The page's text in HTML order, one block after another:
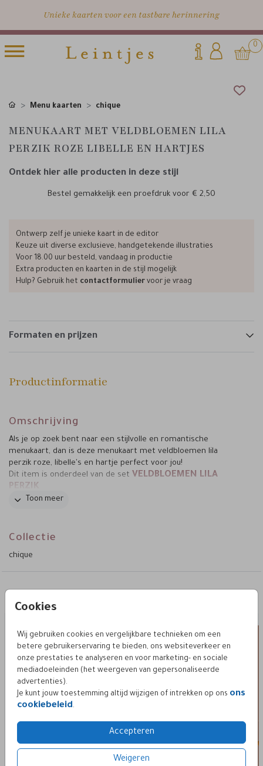
Unieke kaarten voor een tastbare herinnering
0
Cookies
Wij gebruiken cookies en vergelijkbare technieken om een
betere gebruikerservaring te bieden, ons websiteverkeer en
onze prestaties te analyseren en voor marketing- en sociale
mediadoeleinden (het weergeven van gepersonaliseerde
advertenties).
Je kunt jouw toestemming altijd wijzigen of intrekken op ons ons
cookiebeleid.
Accepteren
Weigeren
Menu kaarten chique
MENUKAART MET VELDBLOEMEN LILA
PERZIK ROZE LIBELLE EN HARTJES
Ontdek hier alle producten in deze stijl
Bestel gemakkelijk een proefdruk voor € 2,50
Ontwerp zelf je unieke kaart in de editor
Keuze uit diverse exclusieve, handgetekende illustraties
Voor 18.00 uur besteld, vandaag in productie
Extra producten en kaarten in de stijl mogelijk
Hulp? Gebruik het contactformulier voor je vraag
Formaten en prijzen
Productinformatie
Omschrijving
Als je op zoek bent naar een stijlvolle en romantische
menukaart, dan is deze menukaart met veldbloemen lila
perzik roze, libelle's en hartje perfect voor jou!
Dit item is onderdeel van de set VELDBLOEMEN LILA
PERZIK
Toon meer
Collectie
chique
Deze vind je misschien ook leuk